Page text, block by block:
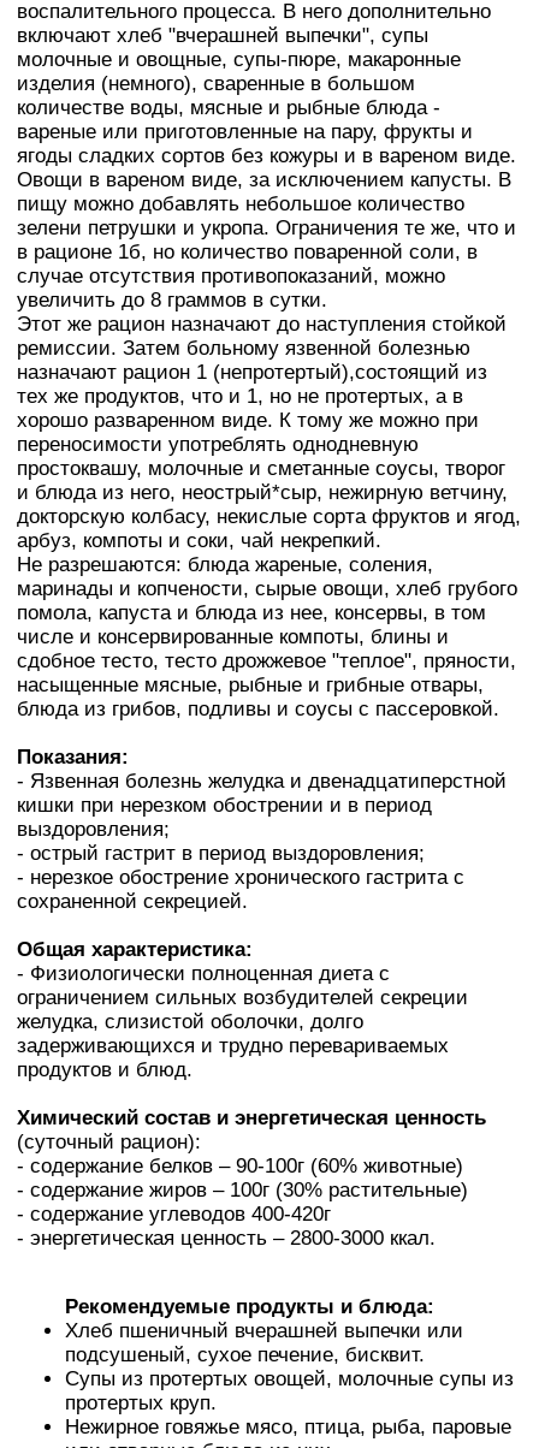
воспалительного процесса. В него дополнительно
включают хлеб "вчерашней выпечки", супы
молочные и овощные, супы-пюре, макаронные
изделия (немного), сваренные в большом
количестве воды, мясные и рыбные блюда -
вареные или приготовленные на пару, фрукты и
ягоды сладких сортов без кожуры и в вареном виде.
Овощи в вареном виде, за исключением капусты. В
пищу можно добавлять небольшое количество
зелени петрушки и укропа. Ограничения те же, что и
в рационе 1б, но количество поваренной соли, в
случае отсутствия противопоказаний, можно
увеличить до 8 граммов в сутки.
Этот же рацион назначают до наступления стойкой
ремиссии. Затем больному язвенной болезнью
назначают рацион 1 (непротертый),состоящий из
тех же продуктов, что и 1, но не протертых, а в
хорошо разваренном виде. К тому же можно при
переносимости употреблять однодневную
простоквашу, молочные и сметанные соусы, творог
и блюда из него, неострый*сыр, нежирную ветчину,
докторскую колбасу, некислые сорта фруктов и ягод,
арбуз, компоты и соки, чай некрепкий.
Не разрешаются: блюда жареные, соления,
маринады и копчености, сырые овощи, хлеб грубого
помола, капуста и блюда из нее, консервы, в том
числе и консервированные компоты, блины и
сдобное тесто, тесто дрожжевое "теплое", пряности,
насыщенные мясные, рыбные и грибные отвары,
блюда из грибов, подливы и соусы с пассеровкой.
Показания:
- Язвенная болезнь желудка и двенадцатиперстной
кишки при нерезком обострении и в период
выздоровления;
- острый гастрит в период выздоровления;
- нерезкое обострение хронического гастрита с
сохраненной секрецией.
Общая xapaктepистика:
- Физиологически полноценная диета с
ограничением сильных возбудителей секреции
желудка, слизистой оболочки, долго
задерживающихся и трудно перевариваемых
продуктов и блюд.
Химический состав и энергетическая ценность
(суточный рацион):
- содержание белков – 90-100г (60% животные)
- содержание жиров – 100г (30% растительные)
- содержание углеводов 400-420г
- энергетическая ценность – 2800-3000 ккал.
Рекомендуемые продукты и блюда:
Хлеб пшеничный вчерашней выпечки или
подсушеный, сухое печение, бисквит.
Супы из протертых овощей, молочные супы из
протертых круп.
Нежирное говяжье мясо, птица, рыба, паровые